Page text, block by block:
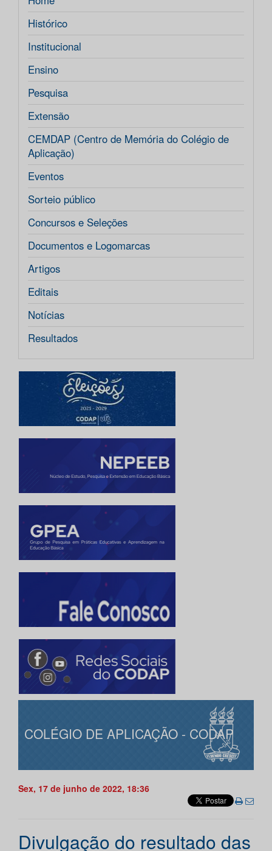
Histórico
Institucional
Ensino
Pesquisa
Extensão
CEMDAP (Centro de Memória do Colégio de
Aplicação)
Eventos
Sorteio público
Concursos e Seleções
Documentos e Logomarcas
Artigos
Editais
Notícias
Resultados
COLÉGIO DE APLICAÇÃO - CODAP
Sex, 17 de junho de 2022, 18:36
Divulgação do resultado das